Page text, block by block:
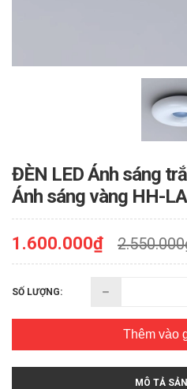
ĐÈN LED Ánh sáng
Ánh sáng vàng HH-
1.600.000₫
SỐ LƯỢNG:
Thêm vào
MÔ TẢ